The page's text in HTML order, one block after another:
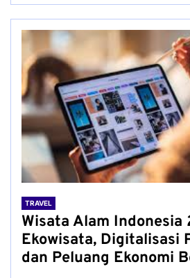
TRAVEL
Wisata Alam Indonesia
Ekowisata, Digitalisasi
dan Peluang Ekonomi